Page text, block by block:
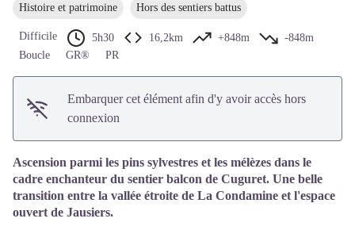
Histoire et patrimoine Hors des sentiers battus
Difficile 5h30 16,2km +848m
-848m
Boucle
GR® PR
Embarquer cet élément afin d'y avoir accès hors
connexion
Ascension parmi les pins sylvestres et les mélèzes dans le
cadre enchanteur du sentier balcon de Cuguret. Une belle
transition entre la vallée étroite de La Condamine et l'espace
ouvert de Jausiers.